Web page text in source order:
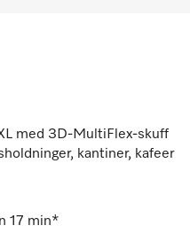
med 3D-MultiFlex-skuff
kantiner, kafeer
17 min*